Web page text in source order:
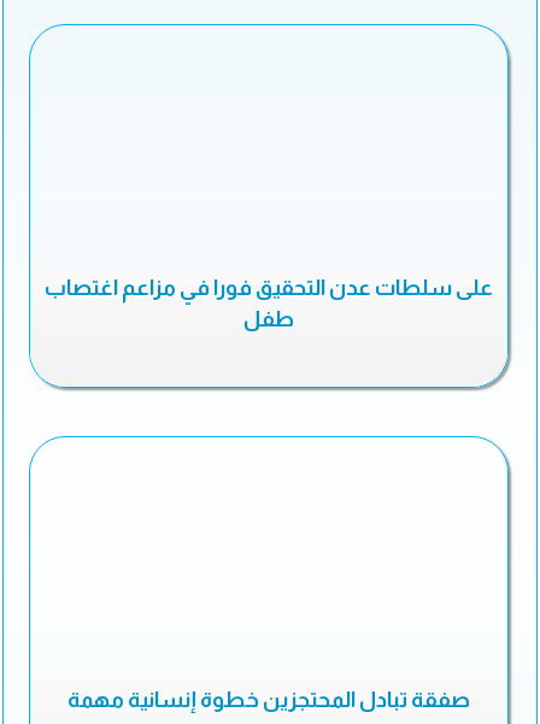
على سلطات عدن التحقيق فورا في مزاعم اغتصاب
طفل
صفقة تبادل المحتجزين خطوة إنسانية مهمة